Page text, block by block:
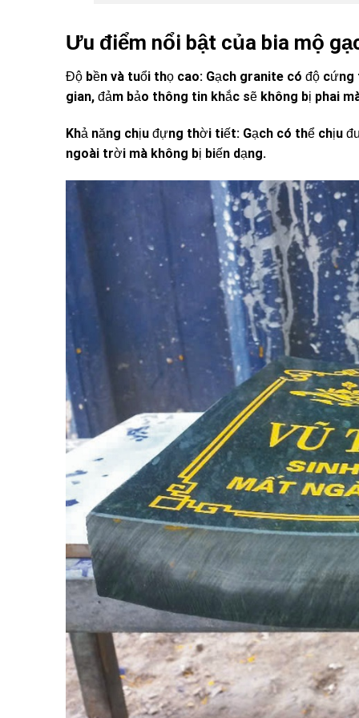
Ưu điểm nổi bật của bia mộ
Độ bền và tuổi thọ cao: Gạch granite có độ
gian, đảm bảo thông tin khắc sẽ không bị phai
Khả năng chịu đựng thời tiết: Gạch có thể chịu
ngoài trời mà không bị biến dạng.